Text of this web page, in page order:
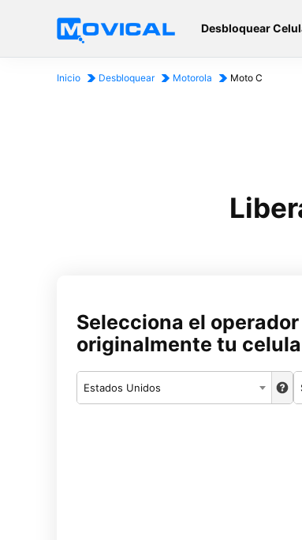
Desbloquear
Inicio Desbloquear Motorola Moto C
Selecciona el
originalmente tu
Estados Unidos